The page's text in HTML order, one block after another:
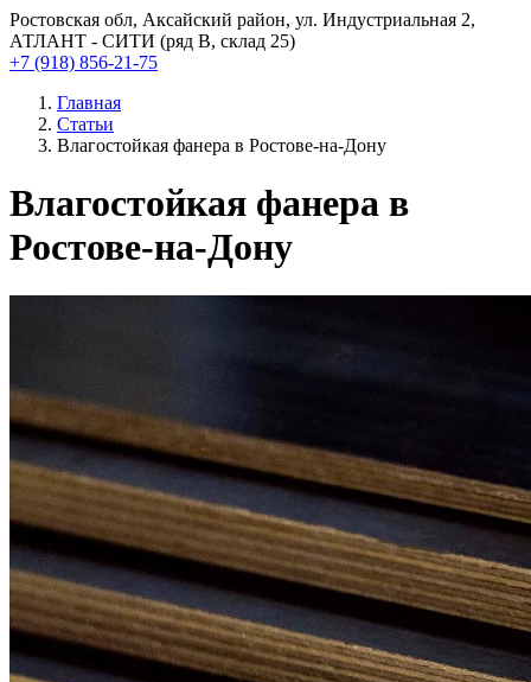
Ростовская обл, Аксайский район, ул. Индустриальная 2,
АТЛАНТ - СИТИ (ряд В, склад 25)
+7 (918) 856-21-75
Главная
Статьи
Влагостойкая фанера в Ростове-на-Дону
Влагостойкая фанера в
Ростове-на-Дону